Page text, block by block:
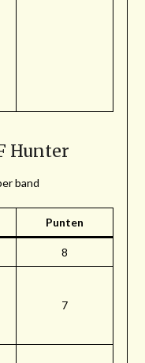
Hunter
band
Punten
8
7